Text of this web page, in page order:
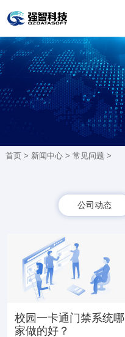
首页 > 新闻中心> 常见问题 >
公司动态
校园一卡通门禁系统哪
家做的好？